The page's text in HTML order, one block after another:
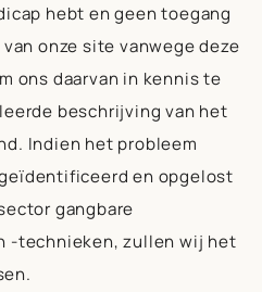
hebt en geen toegang
onze site vanwege deze
ons daarvan in kennis te
beschrijving van het
Indien het probleem
en opgelost
gangbare
-technieken, zullen wij het